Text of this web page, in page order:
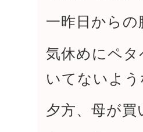
一昨日から
気休めにペ
いてないよ
夕方、母が